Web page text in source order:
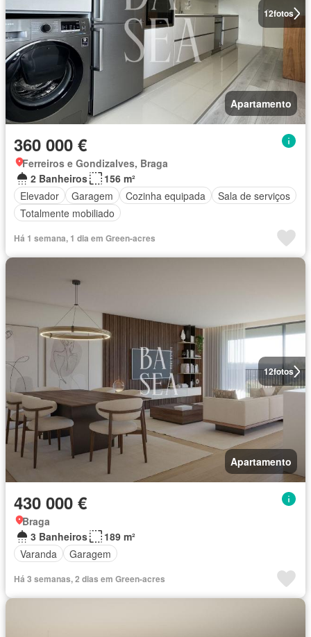
12fotos
Apartamento
360 000 €
Ferreiros e Gondizalves, Braga
2 Banheiros
156 m²
Elevador
Garagem Cozinha equipada
Sala de serviços
Totalmente mobiliado
Há 1 semana, 1 dia em Green-acres
12fotos
Apartamento
430 000 €
Braga
3 Banheiros
189 m²
Varanda
Garagem
Há 3 semanas, 2 dias em Green-acres